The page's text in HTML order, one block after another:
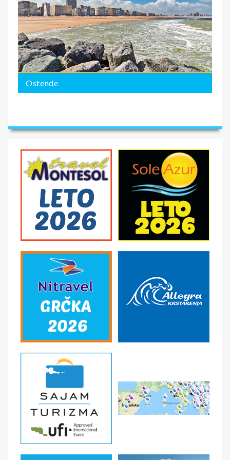
Ostende